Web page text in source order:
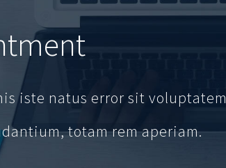
iste natus error sit voluptatem
totam rem aperiam.